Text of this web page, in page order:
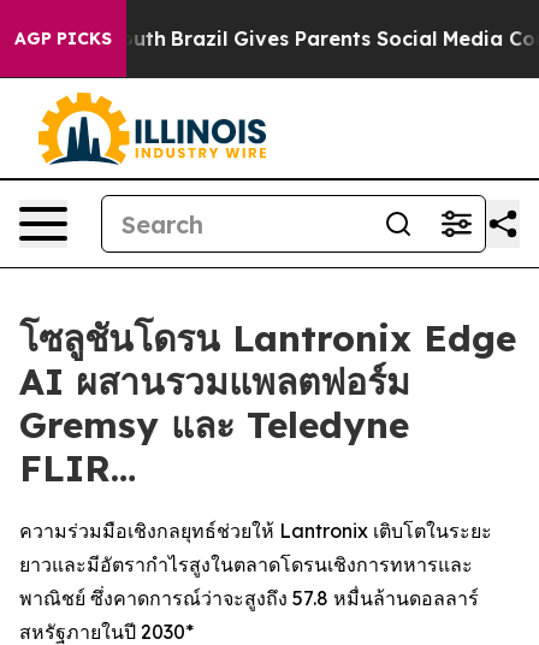
AGP PICKS
Youth Brazil Gives Parents Social Media Controls
โซลูชันโดรน Lantronix Edge
AI ผสานรวมแพลตฟอร์ม
Gremsy และ Teledyne
FLIR…
ความร่วมมือเชิงกลยุทธ์ช่วยให้ Lantronix เติบโตในระยะ
ยาวและมีอัตรากำไรสูงในตลาดโดรนเชิงการทหารและ
พาณิชย์ ซึ่งคาดการณ์ว่าจะสูงถึง 57.8 หมื่นล้านดอลลาร์
สหรัฐภายในปี 2030*